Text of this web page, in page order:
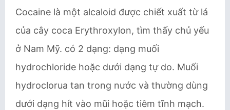
Cocaine là một alcaloid được chiết xuất từ lá
của cây coca Erythroxylon, tìm thấy chủ yếu
ở Nam Mỹ. có 2 dạng: dạng muối
hydrochloride hoặc dưới dạng tự do. Muối
hydroclorua tan trong nước và thường dùng
dưới dạng hít vào mũi hoặc tiêm tĩnh mạch.